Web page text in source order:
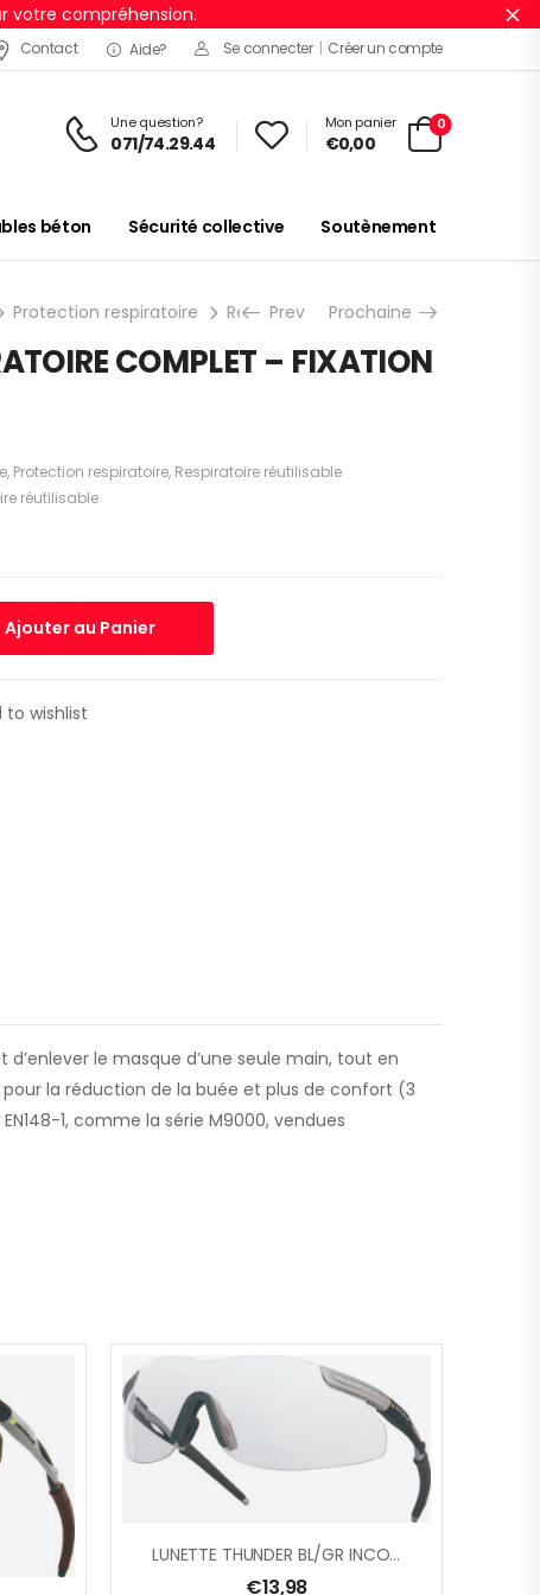
votre compréhension.
Contact Aide? Se connecter | Créer un compte
Une question?
071/74.29.44
Mon panier
€0,00
0
béton Sécurité collective Soutènement
Protection respiratoire Respiratoire réutilisable
Prev Prochaine
COMPLET – FIXATION
, Protection respiratoire, Respiratoire réutilisable
réutilisable
Ajouter au Panier
to wishlist
le masque d’une seule main, tout en
la réduction de la buée et plus de confort (3
1, comme la série M9000, vendues
LUNETTE THUNDER BL/GR INCOLORE
€13,98